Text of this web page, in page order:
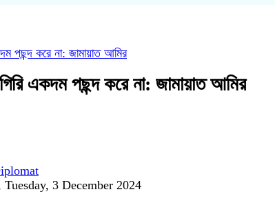
পছন্দ করে না: জামায়াত আমির
একদম পছন্দ করে না: জামায়াত আমির
3 December 2024